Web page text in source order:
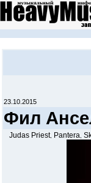
23.10.2015
Фил
Judas Priest, Pantera